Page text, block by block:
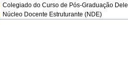
Colegiado do Curso de Pós-Graduação
Núcleo Docente Estruturante (NDE)